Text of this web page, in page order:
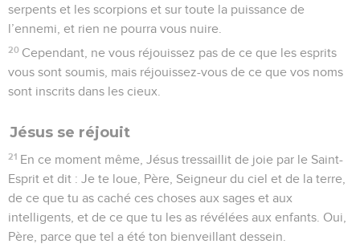
serpents et les scorpions et sur toute la puissance de
l’ennemi, et rien ne pourra vous nuire.
20 Cependant, ne vous réjouissez pas de ce que les esprits
vous sont soumis, mais réjouissez-vous de ce que vos noms
sont inscrits dans les cieux.
Jésus se réjouit
21 En ce moment même, Jésus tressaillit de joie par le Saint-
Esprit et dit : Je te loue, Père, Seigneur du ciel et de la terre,
de ce que tu as caché ces choses aux sages et aux
intelligents, et de ce que tu les as révélées aux enfants. Oui,
Père, parce que tel a été ton bienveillant dessein.